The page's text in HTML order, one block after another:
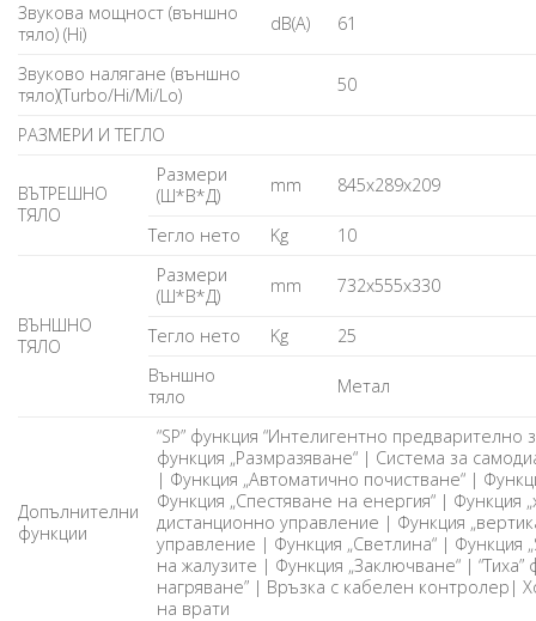
Допълнителни
функции
“SP” функция “Интелигентно
функция „Размразяване“ | Система за
| Функция „Автоматично почистване“ |
Функция „Спестяване на енергия“ |
дистанционно управление | Функция
управление | Функция „Светлина“ | Функция
на жалузите | Функция „Заключване“ |
нагряване” | Връзка с кабелен контролер|
на врати
Звукова мощност (външно
тяло) (Hi)
dB(A) 61
Звуково налягане (външно
тяло)(Turbo/Hi/Mi/Lo)
50
РАЗМЕРИ И ТЕГЛО
ВЪТРЕШНО
ТЯЛО
Размери
(Ш*В*Д)
mm 845x289x209
Тегло нето Kg 10
ВЪНШНО
ТЯЛО
Размери
(Ш*В*Д)
mm 732x555x330
Тегло нето Kg
25
Външно
тяло
Метал